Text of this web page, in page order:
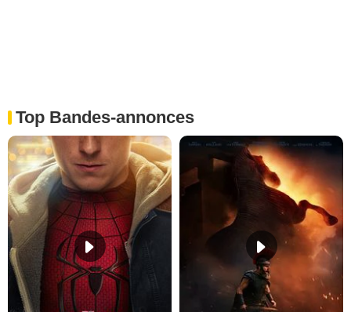
Top Bandes-annonces